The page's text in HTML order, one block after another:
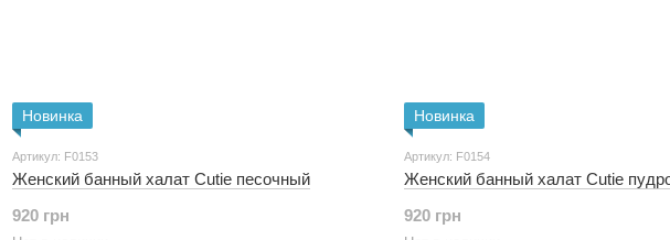
Новинка
Артикул: F0153
Женский банный халат Cutie песочный
920 грн
Новинка
Артикул: F0154
Женский банный халат Cutie
920 грн